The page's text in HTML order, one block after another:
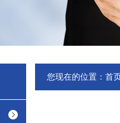
您现在的位置： 首